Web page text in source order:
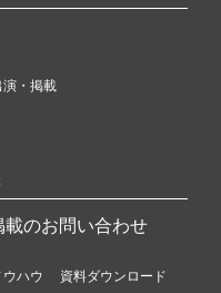
演・掲載
載のお問い合わせ
ハウ
資料ダウンロード